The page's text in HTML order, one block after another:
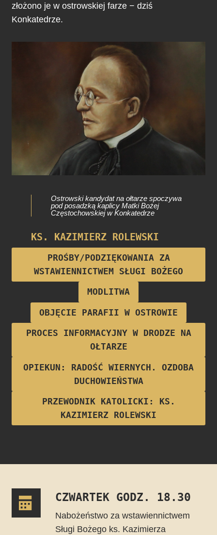
złożono je w ostrowskiej farze − dziś
Konkatedrze.
Ostrowski kandydat na ołtarze spoczywa
pod posadzką kaplicy Matki Bożej
Częstochowskiej w Konkatedrze
KS. KAZIMIERZ ROLEWSKI
Proboszcz parafii w latach 1922-1928
PROŚBY/PODZIĘKOWANIA ZA
WSTAWIENNICTWEM SŁUGI BOŻEGO
MODLITWA
OBJĘCIE PARAFII W OSTROWIE
PROCES INFORMACYJNY W DRODZE NA
OŁTARZE
OPIEKUN: RADOŚĆ WIERNYCH. OZDOBA
DUCHOWIEŃSTWA
PRZEWODNIK KATOLICKI: KS.
KAZIMIERZ ROLEWSKI
CZWARTEK GODZ. 18.30
Nabożeństwo za wstawiennictwem
Sługi Bożego ks. Kazimierza